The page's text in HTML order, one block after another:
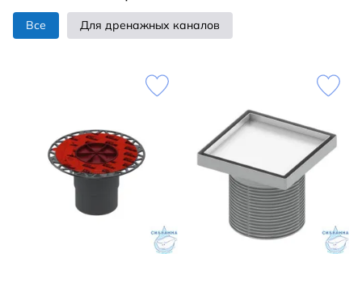
Все Для дренажных каналов